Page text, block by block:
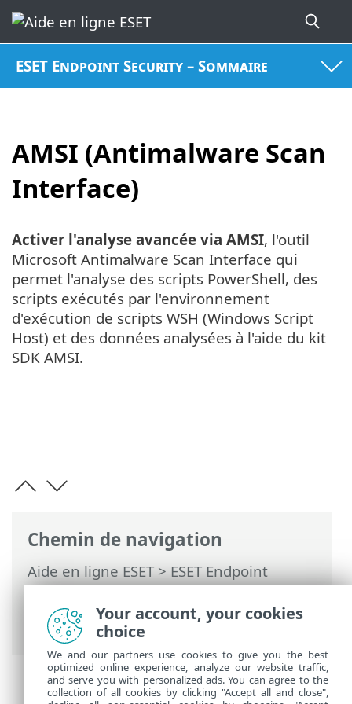
ESET Endpoint Security – Sommaire
AMSI (Antimalware Scan
Interface)
Chemin de navigation
Aide en ligne ESET>ESET Endpoint
Security>Configuration avancée>
Analyses
> AMSI (Antimalware Scan
Interface)
Activer l'analyse avancée via AMSI, l'outil
Microsoft Antimalware Scan Interface qui
permet l'analyse des scripts PowerShell, des
scripts exécutés par l'environnement
d'exécution de scripts WSH (Windows Script
Host) et des données analysées à l'aide du kit
SDK AMSI.
Your account, your cookies
choice
We and our partners use cookies to give you the best
optimized online experience, analyze our website traffic,
and serve you with personalized ads. You can agree to the
collection of all cookies by clicking "Accept all and close",